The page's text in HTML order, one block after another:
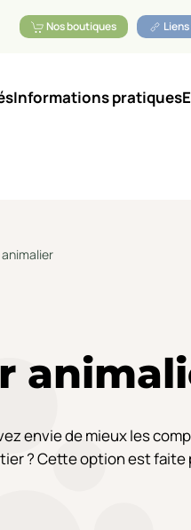
Nos boutiques
Informations pratiques
envie de mieux les
? Cette option est faite